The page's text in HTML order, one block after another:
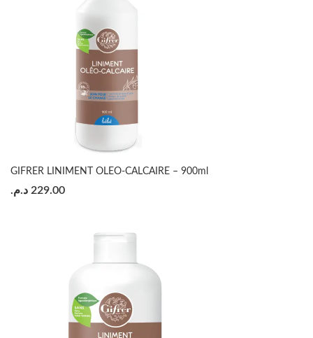
GIFRER LINIMENT OLEO-CALCAIRE – 900ml
229.00 د.م.